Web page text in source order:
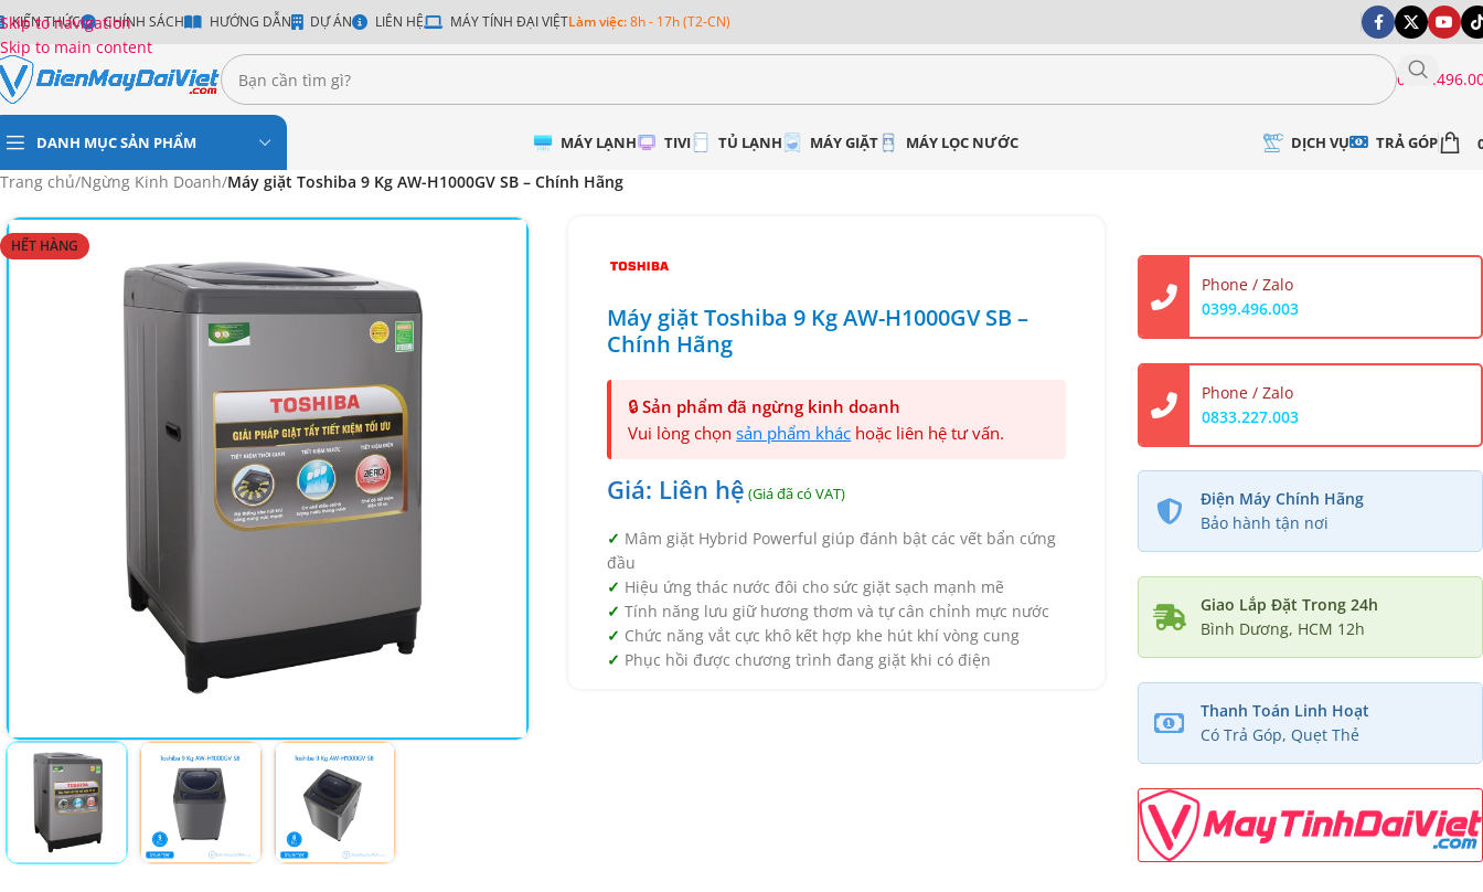
Skip to navigation
Skip to main content
KIẾN THỨC CHÍNH SÁCH HƯỚNG DẪN DỰ ÁN LIÊN HỆ MÁY TÍNH ĐẠI VIỆTLàm việc:8h - 17h (T2-CN)
DANH MỤC SẢN PHẨM MÁY LẠNH TIVI TỦ LẠNH MÁY GIẶT MÁY LỌC NƯỚC DỊCH VỤ TRẢ GÓP
Trang chủ/Ngừng Kinh Doanh/Máy giặt Toshiba 9 Kg AW-H1000GV SB – Chính Hãng
HẾT HÀNG
Máy giặt Toshiba 9 Kg AW-H1000GV SB –
Chính Hãng
🔒Sản phẩm đã ngừng kinh doanh
Vui lòng chọnsản phẩm khác hoặc liên hệ tư vấn.
Giá: Liên hệ
Mâm giặt Hybrid Powerful giúp đánh bật các vết bẩn cứng
đầu
Hiệu ứng thác nước đôi cho sức giặt sạch mạnh mẽ
Tính năng lưu giữ hương thơm và tự cân chỉnh mực nước
Chức năng vắt cực khô kết hợp khe hút khí vòng cung
Phục hồi được chương trình đang giặt khi có điện
Phone / Zalo
0399.496.003
Phone / Zalo
0833.227.003
Điện Máy Chính Hãng
Bảo hành tận nơi
Giao Lắp Đặt Trong 24h
Bình Dương, HCM 12h
Thanh Toán Linh Hoạt
Có Trả Góp, Quẹt Thẻ